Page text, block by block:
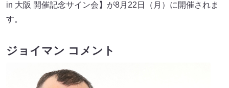
in 大阪 開催記念サイン会】が8月22日（月）に開催されま
す。
ジョイマン コメント